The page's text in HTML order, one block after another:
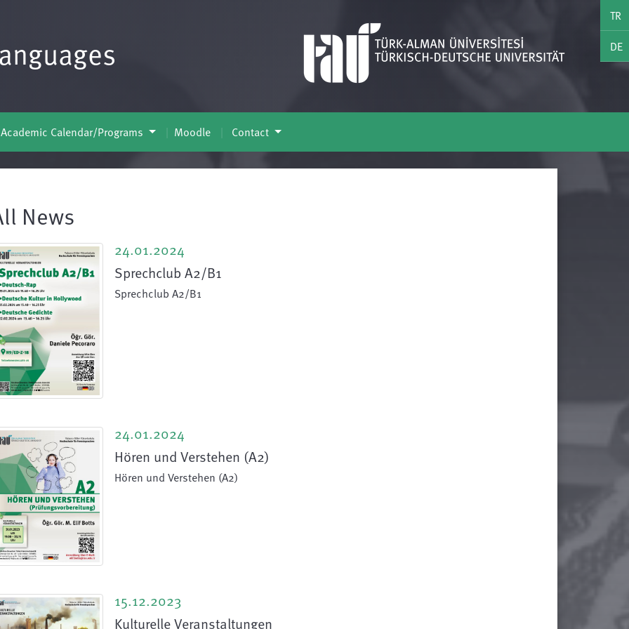
TR
DE
Academic Calendar/Programs Moodle Contact
News
24.01.2024
Sprechclub A2/B1
Sprechclub A2/B1
24.01.2024
Hören und Verstehen (A2)
Hören und Verstehen (A2)
15.12.2023
Kulturelle Veranstaltungen